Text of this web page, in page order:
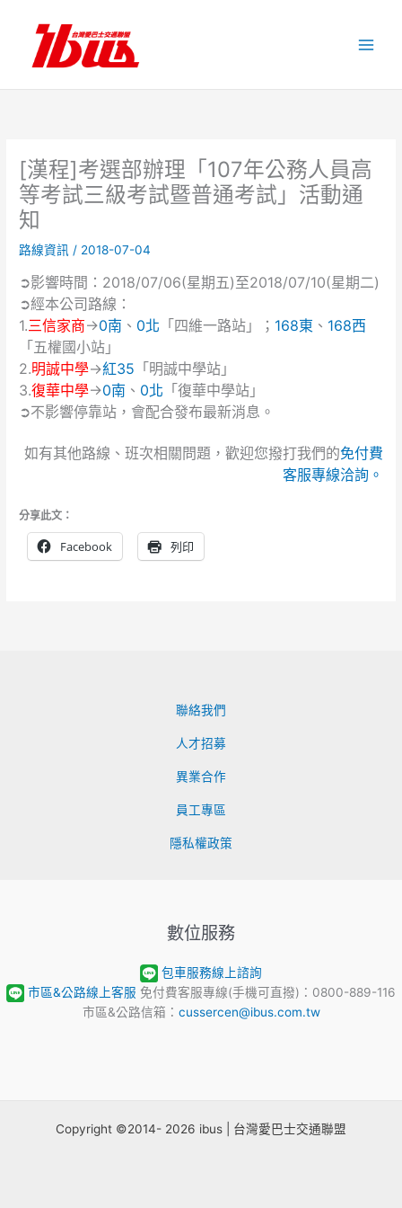
內
[漢程]考選部辦理「107年公務人員高
等考試三級考試暨普通考試」活動通
知
路線資訊 / 2018-07-04
➲影響時間：2018/07/06(星期五)至2018/07/10(星期二)
➲經本公司路線：
1.三信家商→0南 、 0北 「四維一路站」； 168東 、 168西
「五權國小站」
2.明誠中學→紅35 「明誠中學站」
3.復華中學→0南 、 0北 「復華中學站」
➲不影響停靠站，會配合發布最新消息。
如有其他路線、班次相關問題，歡迎您撥打我們的免付費
客服專線洽詢。
分享此文：
Facebook 列印
聯絡我們
人才招募
異業合作
員工專區
隱私權政策
數位服務
包車服務線上諮詢
市區&公路線上客服 免付費客服專線(手機可直撥)：0800-889-116
市區&公路信箱： cussercen@ibus.com.tw
Copyright ©2014- 2026 ibus | 台灣愛巴士交通聯盟